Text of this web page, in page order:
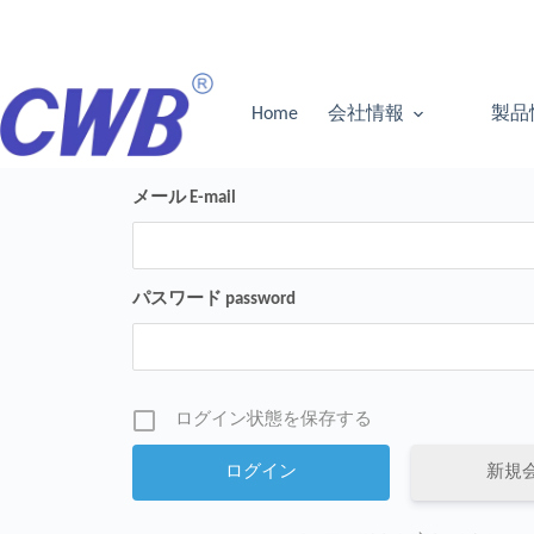
ツ
へ
ス
Home 会社情報 製品
メール E-mail
パスワード password
ログイン状態を保存する
新規